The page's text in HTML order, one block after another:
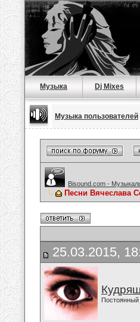
Музыка Dj Mixes
Музыка пользователей
Bisound.com -
Песни Вячеслава
25.03.2015,
Постоянный